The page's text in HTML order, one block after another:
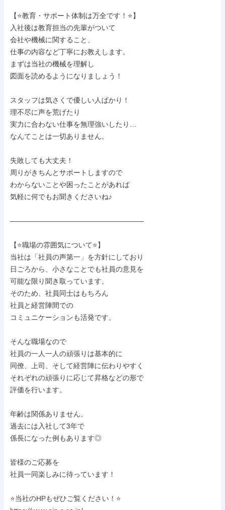
【⭐教育・サポート体制は万全です！⭐】
入社後は教育担当の先輩がついて
会社や機械に関すること、
仕事の内容など丁寧にお教えします。
まずは当社の機械を理解し
図面を読めるようになりましょう！
スタッフは気さくで優しい人ばかり！
理不尽に声を荒げたり
実力に合わない仕事を無理強いしたり…
なんてことは一切ありません。
失敗しても大丈夫！
周りがきちんとサポートしますので
わからないことや困ったことがあれば
気軽に何でもお聞きくださいね♪
―――――――――――――――――――
【⭐職場の雰囲気について⭐】
当社は「社員の声第一」を方針にしており
日ごろから、小さなことでも社員の意見を
可能な限り聞き取っています。
そのため、社員同士はもちろん
社員と経営陣間での
コミュニケーションも活発です。
そんな職場なので
社員の一人一人の頑張りは基本的に
同僚、上司、そして経営陣に伝わりやすく
それぞれの頑張りに応じて昇格などの形で
評価を行います。
年齢は関係ありません。
過去には入社して3年で
係長になった例もあります◎
皆様のご応募を
社員一同楽しみに待っています！
⭐当社のHPもぜひご覧ください！⭐